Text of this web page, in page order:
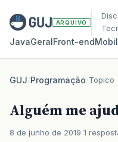
ARQUIVO
JavaGeralFront‑end
GUJ/Programação/Topico
Alguém me
8 de junho de 2019 1